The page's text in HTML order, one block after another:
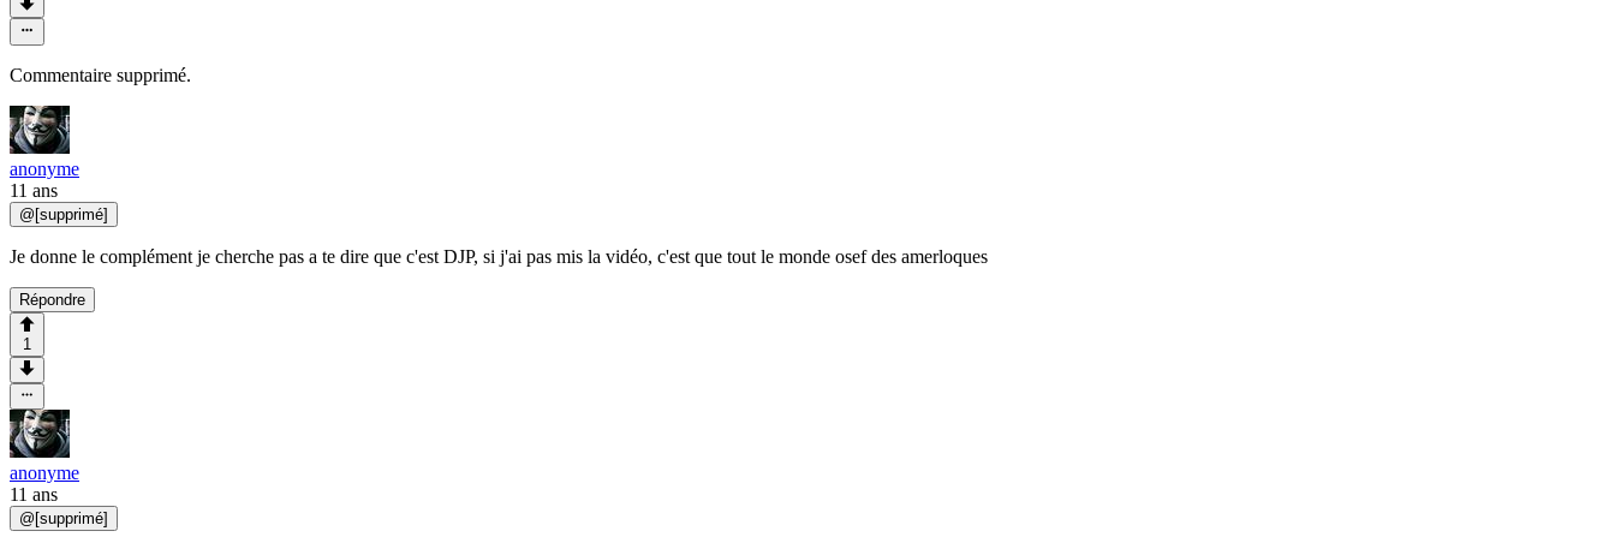
Commentaire supprimé.
anonyme
11 ans
@[supprimé]
Je donne le complément je cherche pas a te dire que c'est DJP, si j'ai pas mis la vidéo, c'est que tout le monde osef des amerloques
Répondre
1
anonyme
11 ans
@ [supprimé]